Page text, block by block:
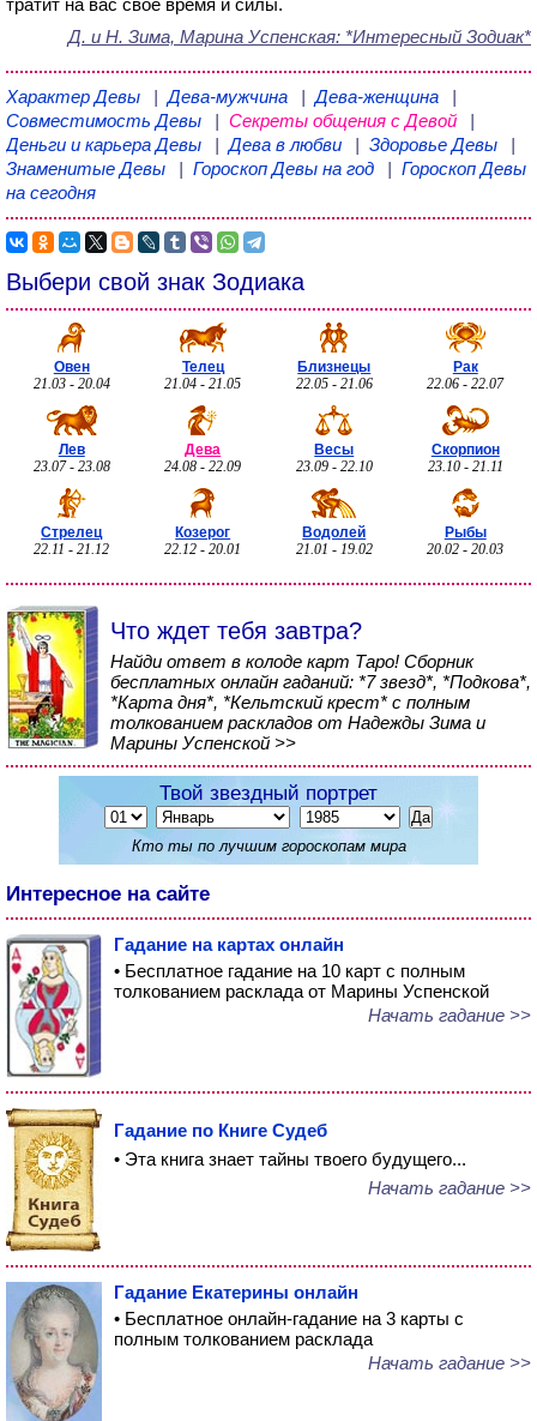
тратит на вас свое время и силы.
Д. и Н. Зима, Марина Успенская: *Интересный Зодиак*
Характер Девы |Дева-мужчина |Дева-женщина
|
Совместимость Девы
| Секреты общения с Девой
|
Деньги и карьера Девы
|Дева в любви | Здоровье Девы
|
Знаменитые Девы
| Гороскоп Девы на год | Гороскоп Девы
на сегодня
Выбери свой знак Зодиака
Овен
21.03 - 20.04
Телец
21.04 - 21.05
Близнецы
22.05 - 21.06
Рак
22.06 - 22.07
Лев
23.07 - 23.08
Дева
24.08 - 22.09
Весы
23.09 - 22.10
Скорпион
23.10 - 21.11
Стрелец
22.11 - 21.12
Козерог
22.12 - 20.01
Водолей
21.01 - 19.02
Рыбы
20.02 - 20.03
Что ждет тебя завтра?
Найди ответ в колоде карт Таро! Сборник
бесплатных онлайн гаданий: *7 звезд*, *Подкова*,
*Карта дня*, *Кельтский крест* с полным
толкованием раскладов от Надежды Зима и
Марины Успенской >>
Твой звездный портрет
Кто ты по лучшим гороскопам мира
Интересное на сайте
Гадание на картах онлайн
• Бесплатное гадание на 10 карт с полным
толкованием расклада от Марины Успенской
Начать гадание >>
Гадание по Книге Судеб
• Эта книга знает тайны твоего будущего...
Начать гадание >>
Гадание Екатерины онлайн
• Бесплатное онлайн-гадание на 3 карты с
полным толкованием расклада
Начать гадание >>